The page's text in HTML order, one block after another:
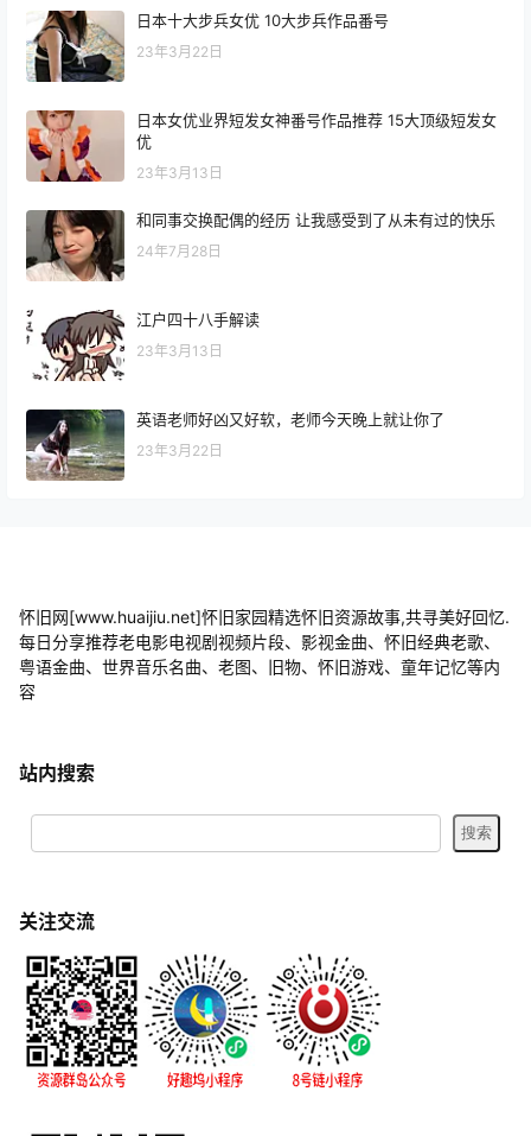
日本十大步兵女优 10大步兵作品番号
23年3月22日
日本女优业界短发女神番号作品推荐 15大顶级短发女
优
23年3月13日
和同事交换配偶的经历 让我感受到了从未有过的快乐
24年7月28日
江户四十八手解读
23年3月13日
英语老师好凶又好软，老师今天晚上就让你了
23年3月22日
怀旧网[www.huaijiu.net]怀旧家园精选怀旧资源故事,共寻美好回忆.
每日分享推荐老电影电视剧视频片段、影视金曲、怀旧经典老歌、
粤语金曲、世界音乐名曲、老图、旧物、怀旧游戏、童年记忆等内
容
站内搜索
关注交流